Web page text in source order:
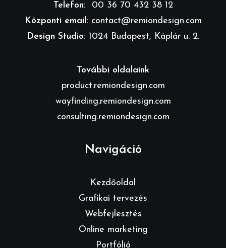
Telefon:
00 36 70 432 38 12
Központi email: contact@remiondesign.com
Design Studio: 1024 Budapest, Káplár u. 2.
További oldalaink
product.remiondesign.com
wayfinding.remiondesign.com
consulting.remiondesign.com
Navigáció
Kezdőoldal
Grafikai tervezés
Webfejlesztés
Online marketing
Portfólió